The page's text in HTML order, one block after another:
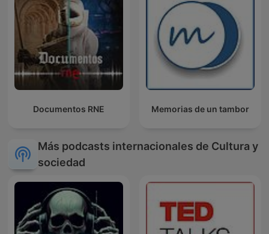
Documentos RNE Memorias de un tambor
Más podcasts internacionales de Cultura y
sociedad